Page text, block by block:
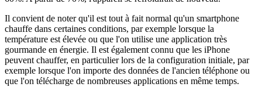
Il convient de noter qu'il est tout à fait normal qu'un smartphone
chauffe dans certaines conditions, par exemple lorsque la
température est élevée ou que l'on utilise une application très
gourmande en énergie. Il est également connu que les iPhone
peuvent chauffer, en particulier lors de la configuration initiale, par
exemple lorsque l'on importe des données de l'ancien téléphone ou
que l'on télécharge de nombreuses applications en même temps.